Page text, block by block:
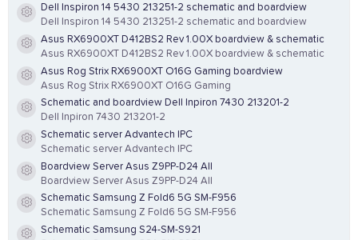
Resource icon
Dell Inspiron 14 5430 213251-2 schematic and boardview
Dell Inspiron 14 5430 213251-2 schematic and boardview
Resource icon
Asus RX6900XT D412BS2 Rev 1.00X boardview & schematic
Asus RX6900XT D412BS2 Rev 1.00X boardview & schematic
Resource icon
Asus Rog Strix RX6900XT O16G Gaming boardview
Asus Rog Strix RX6900XT O16G Gaming
Resource icon
Schematic and boardview Dell Inpiron 7430 213201-2
Dell Inpiron 7430 213201-2
Resource icon
Schematic server Advantech IPC
Schematic server Advantech IPC
Resource icon
Boardview Server Asus Z9PP-D24 All
Boardview Server Asus Z9PP-D24 All
Resource icon
Schematic Samsung Z Fold6 5G SM-F956
Schematic Samsung Z Fold6 5G SM-F956
Schematic Samsung S24-SM-S921